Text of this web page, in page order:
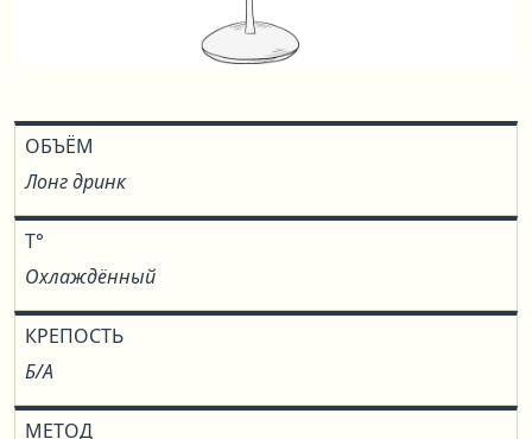
ОБЪЁМ
Лонг дринк
T°
Охлаждённый
КРЕПОСТЬ
Б/А
МЕТОД